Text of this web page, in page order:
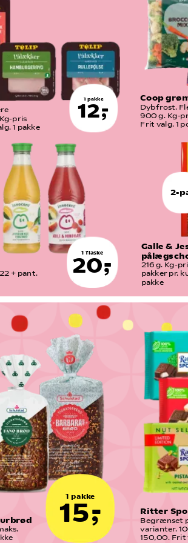
1 flaske
20,-
+ pant.
Galle &
216 g. Kg-
pakker pr.
pakke
1 pakke
12,-
pris
1 pakke
Coop
Dybfrost.
900 g. Kg-
Frit valg. 1
2-
1 pakke
15,- Ritter
Begrænset
varianter.
150,00. Frit